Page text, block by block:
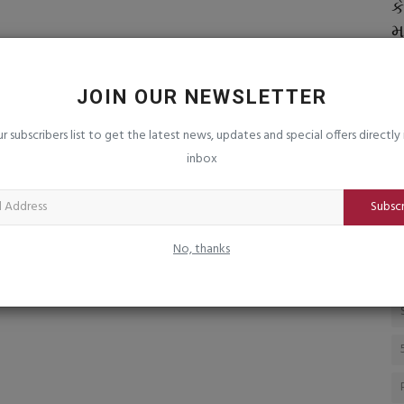
JOIN OUR NEWSLETTER
subscribers list to get the latest news, updates and special offers directly
inbox
No, thanks
શ્રાવણ માસ શરૂ થાય તે પહેલા રસ્તાની મરામત કરવા ભાવિકોની